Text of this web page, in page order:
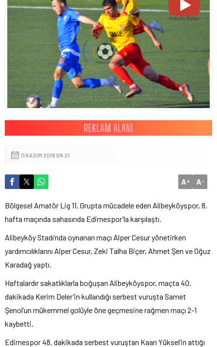
11 KASIM 2019 09:21
A+ A-
Bölgesel Amatör Lig 11. Grupta mücadele eden Alibeyköyspor, 8.
hafta maçında sahasında Edirnespor’la karşılaştı.
Alibeyköy Stadı’nda oynanan maçı Alper Cesur yönetirken
yardımcılıklarını Alper Cesur, Zeki Talha Biçer, Ahmet Şen ve Oğuz
Karadağ yaptı.
Haftalardır sakatlıklarla boğuşan Alibeyköyspor, maçta 40.
dakikada Kerim Deler’in kullandığı serbest vuruşta Samet
Şenol’un mükemmel golüyle öne geçmesine rağmen maçı 2-1
kaybetti.
Edirnespor 48. dakikada serbest vuruştan Kaan Yüksel’in attığı